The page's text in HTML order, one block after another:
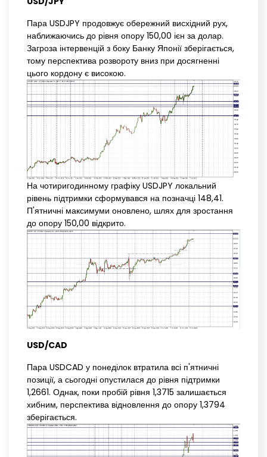
Пара USDJPY продовжує обережний висхідний рух,
наближаючись до рівня опору 150,00 ієн за долар.
Загроза інтервенцій з боку Банку Японії зберігається,
тому перспектива розвороту вниз при досягненні
цього кордону є високою.
На чотиригодинному графіку USDJPY локальний
рівень підтримки сформувався на позначці 148,41.
П'ятничні максимуми оновлено, шлях для зростання
до опору 150,00 відкрито.
USD/CAD
Пара USDCAD у понеділок втратила всі п'ятничні
позиції, а сьогодні опустилася до рівня підтримки
1,2661. Однак, поки пробій рівня 1,3715 залишається
хибним, перспектива відновлення до опору 1,3794
зберігається.